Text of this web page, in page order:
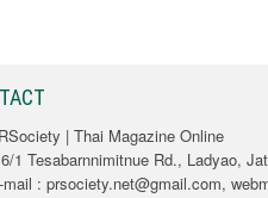
| Thai Magazine Online
Tesabarnnimitnue Rd., Ladyao,
mail : prsociety.net@gmail.com,